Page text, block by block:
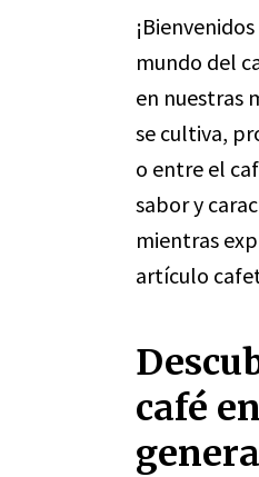
mundo del
en nuestras
se cultiva,
o entre el
sabor y
mientras
artículo
café